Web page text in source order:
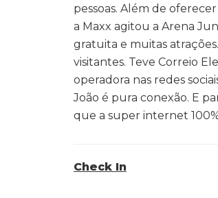
pessoas. Além de
a Maxx agitou a Arena
gratuita e muitas
visitantes. Teve Correio
operadora nas redes
João é pura conexão. E
que a super internet
Check In